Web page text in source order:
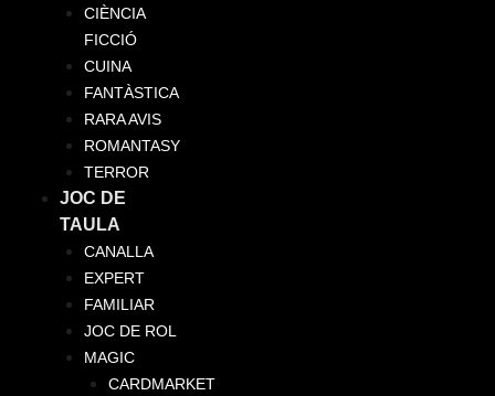
CIÈNCIA
FICCIÓ
CUINA
FANTÀSTICA
RARA AVIS
ROMANTASY
TERROR
JOC DE
TAULA
CANALLA
EXPERT
FAMILIAR
JOC DE ROL
MAGIC
CARDMARKET